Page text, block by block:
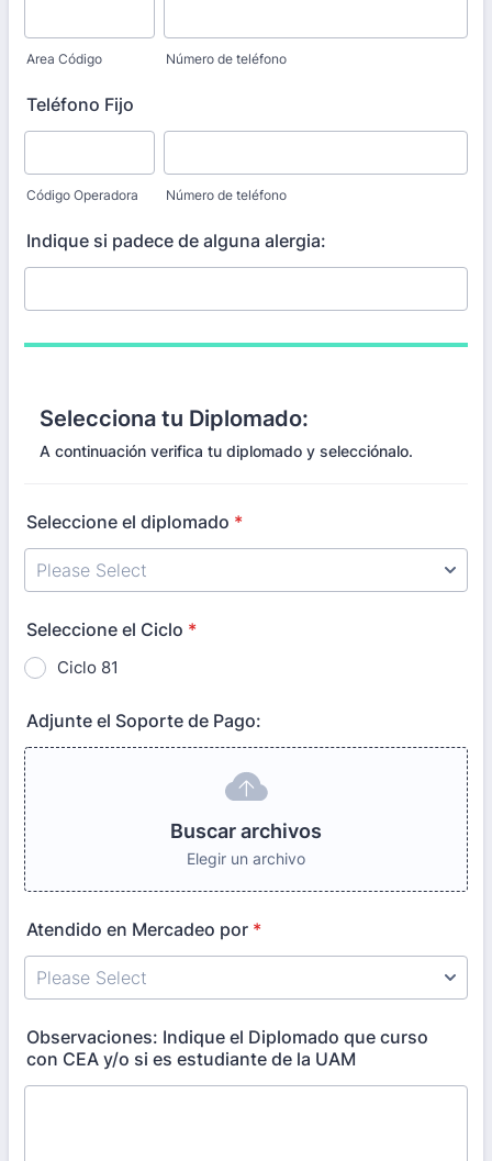
Area Código Número de teléfono
Teléfono Fijo
Código Operadora Número de teléfono
Indique si padece de alguna alergia:
Selecciona tu Diplomado:
A continuación verifica tu diplomado y selecciónalo.
Seleccione el diplomado *
Seleccione el Ciclo *
Ciclo 81
Adjunte el Soporte de Pago:
Buscar archivos
Elegir un archivo
Atendido en Mercadeo por *
Observaciones: Indique el Diplomado que curso
con CEA y/o si es estudiante de la UAM